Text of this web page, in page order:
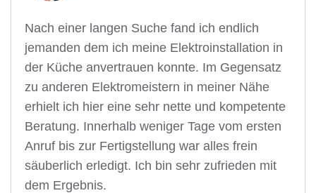
Nach einer langen Suche fand ich endlich
jemanden dem ich meine Elektroinstallation in
der Küche anvertrauen konnte. Im Gegensatz
zu anderen Elektromeistern in meiner Nähe
erhielt ich hier eine sehr nette und kompetente
Beratung. Innerhalb weniger Tage vom ersten
Anruf bis zur Fertigstellung war alles frein
säuberlich erledigt. Ich bin sehr zufrieden mit
dem Ergebnis.